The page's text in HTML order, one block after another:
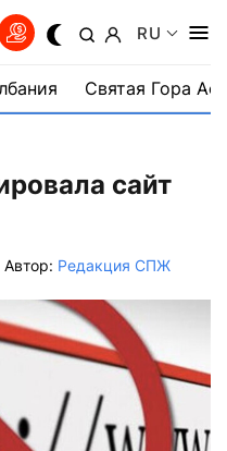
RU
Святая Гора
сайт
Автор: Редакция СПЖ